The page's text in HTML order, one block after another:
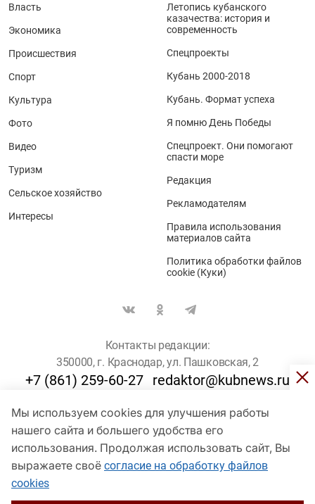
Мы используем cookies для улучшения работы
нашего сайта и большего удобства его
использования. Продолжая использовать сайт, Вы
выражаете своё согласие на обработку файлов
cookies
Власть
Экономика
Происшествия
Спорт
Культура
Фото
Видео
Туризм
Сельское хозяйство
Интересы
Летопись кубанского
казачества: история и
современность
Спецпроекты
Кубань 2000-2018
Кубань. Формат успеха
Я помню День Победы
Спецпроект. Они помогают
спасти море
Редакция
Рекламодателям
Правила использования
материалов сайта
Политика обработки файлов
cookie (Куки)
Контакты редакции:
350000, г. Краснодар, ул. Пашковская, 2
+7 (861) 259-60-27 redaktor@kubnews.ru
Для пользователей старше 16 лет
© Кубанские Новости, 2017
Сетевое издание «kubnews» зарегистрировано Федеральной
службой по надзору в сфере связи, информационных технологий
и массовых коммуникаций (Роскомнадзор). Регистрационный